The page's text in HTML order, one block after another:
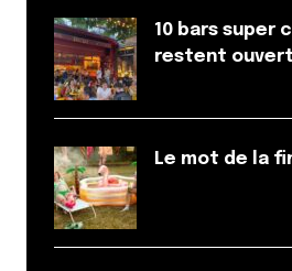
10 bars super
restent
Le mot de la